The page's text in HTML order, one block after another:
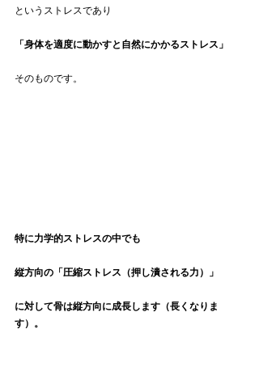
というストレスであり
「身体を適度に動かすと自然にかかるストレス」
そのものです。
特に力学的ストレスの中でも
縦方向の「圧縮ストレス（押し潰される力）」
に対して骨は縦方向に成長します（長くなりま
す）。